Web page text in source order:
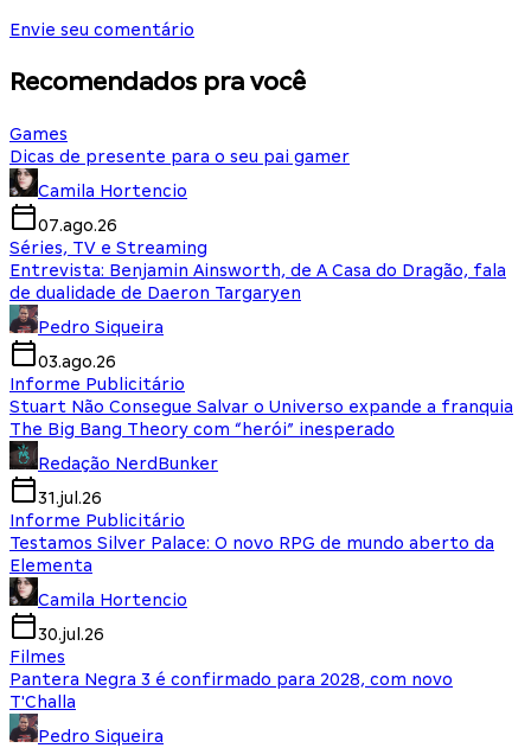
Envie seu comentário
Recomendados pra você
Games
Dicas de presente para o seu pai gamer
Camila Hortencio
07.ago.26
Séries, TV e Streaming
Entrevista: Benjamin Ainsworth, de A Casa do Dragão, fala
de dualidade de Daeron Targaryen
Pedro Siqueira
03.ago.26
Informe Publicitário
Stuart Não Consegue Salvar o Universo expande a franquia
The Big Bang Theory com “herói” inesperado
Redação NerdBunker
31.jul.26
Informe Publicitário
Testamos Silver Palace: O novo RPG de mundo aberto da
Elementa
Camila Hortencio
30.jul.26
Filmes
Pantera Negra 3 é confirmado para 2028, com novo
T'Challa
Pedro Siqueira